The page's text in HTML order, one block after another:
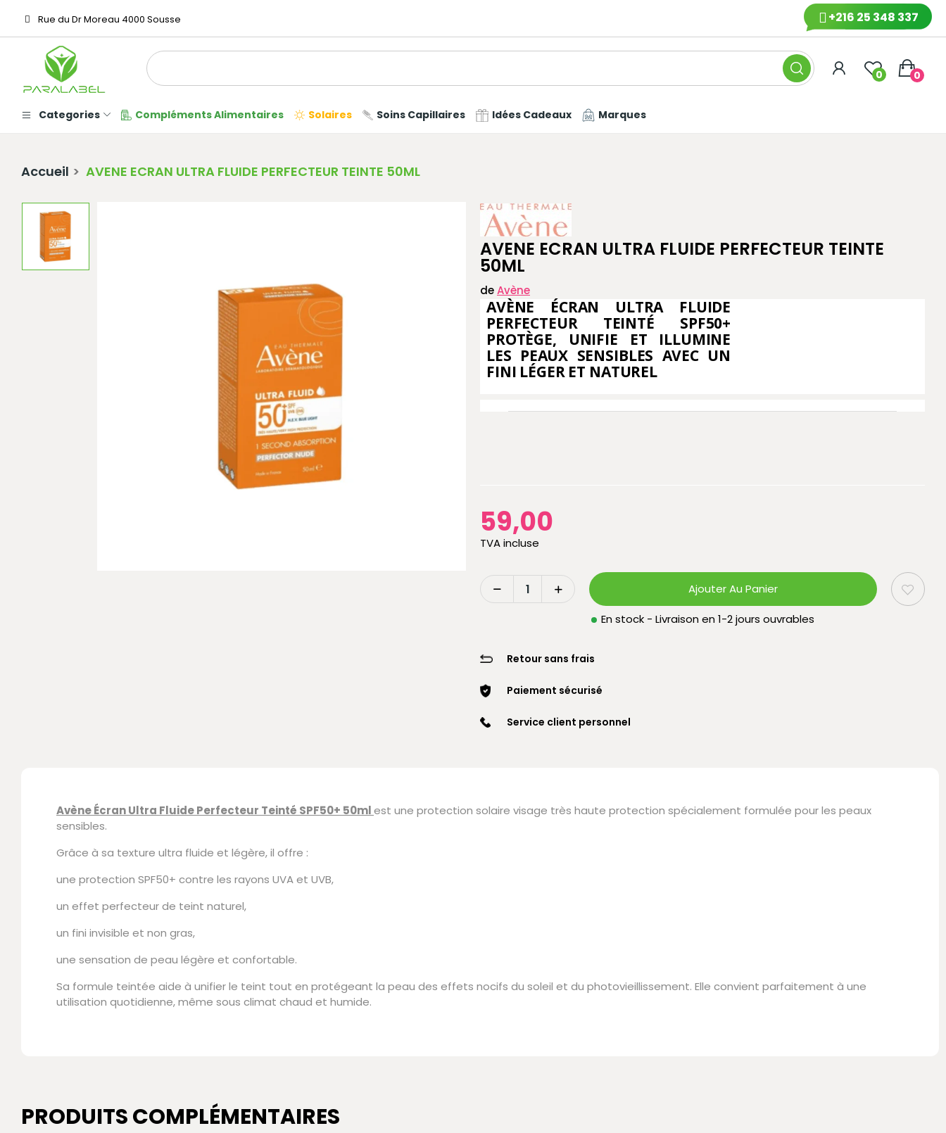
Rue du Dr Moreau 4000 Sousse +216 25 348 337
0 0
Categories Compléments Alimentaires Solaires Soins Capillaires Idées Cadeaux Marques
Accueil AVENE ECRAN ULTRA FLUIDE PERFECTEUR TEINTE 50ML
AVENE ECRAN ULTRA FLUIDE PERFECTEUR TEINTE
50ML
deAvène
AVÈNE ÉCRAN ULTRA FLUIDE
PERFECTEUR TEINTÉ SPF50+
PROTÈGE, UNIFIE ET ILLUMINE
LES PEAUX SENSIBLES AVEC UN
FINI LÉGER ET NATUREL
59,00
TVA incluse
Ajouter Au Panier
En stock - Livraison en 1-2 jours ouvrables
Retour sans frais
Paiement sécurisé
Service client personnel
Avène Écran Ultra Fluide Perfecteur Teinté SPF50+ 50mlest une protection solaire visage très haute protection spécialement formulée pour les peaux
sensibles.
Grâce à sa texture ultra fluide et légère, il offre :
une protection SPF50+ contre les rayons UVA et UVB,
un effet perfecteur de teint naturel,
un fini invisible et non gras,
une sensation de peau légère et confortable.
Sa formule teintée aide à unifier le teint tout en protégeant la peau des effets nocifs du soleil et du photovieillissement. Elle convient parfaitement à une
utilisation quotidienne, même sous climat chaud et humide.
PRODUITS COMPLÉMENTAIRES